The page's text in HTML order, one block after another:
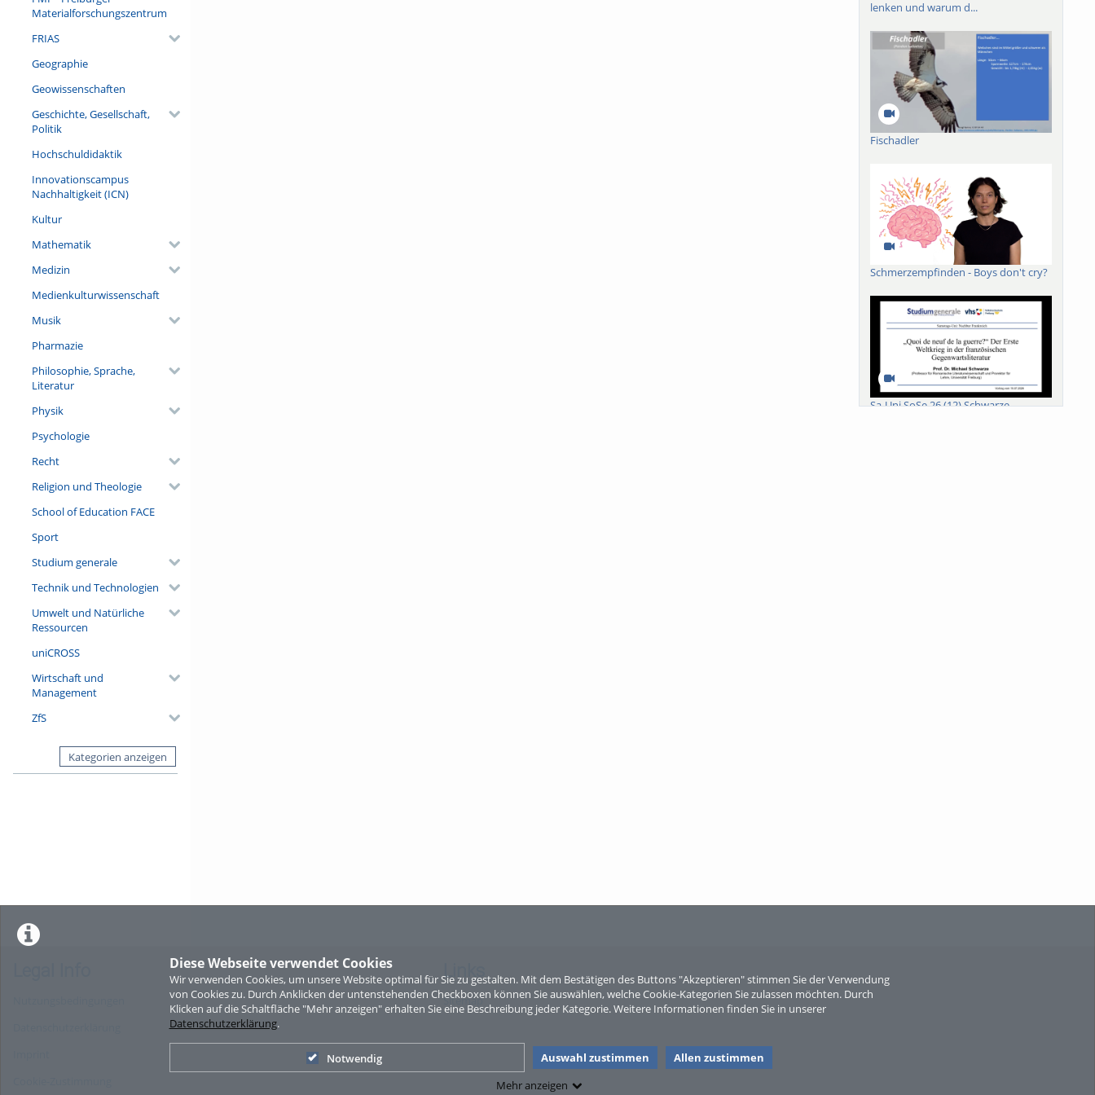
Diese Webseite verwendet Cookies
Wir verwenden Cookies, um unsere Website optimal für Sie zu gestalten. Mit dem Bestätigen des Buttons "Akzeptieren" stimmen Sie der Verwendung
von Cookies zu. Durch Anklicken der untenstehenden Checkboxen können Sie auswählen, welche Cookie-Kategorien Sie zulassen möchten. Durch
Klicken auf die Schaltfläche "Mehr anzeigen" erhalten Sie eine Beschreibung jeder Kategorie. Weitere Informationen finden Sie in unserer
Datenschutzerklärung.
Notwendig Auswahl zustimmen
Allen zustimmen
Mehr anzeigen
Materialforschungszentrum
FRIAS
Geographie
Geowissenschaften
Geschichte, Gesellschaft,
Politik
Hochschuldidaktik
Innovationscampus
Nachhaltigkeit (ICN)
Kultur
Mathematik
Medizin
Medienkulturwissenschaft
Musik
Pharmazie
Philosophie, Sprache,
Literatur
Physik
Psychologie
Recht
Religion und Theologie
School of Education FACE
Sport
Studium generale
Technik und Technologien
Umwelt und Natürliche
Ressourcen
uniCROSS
Wirtschaft und
Management
ZfS
Kategorien anzeigen
lenken und warum d...
Fischadler
Schmerzempfinden - Boys don't cry?
Sa-Uni SoSe 26 (12) Schwarze
Sperber
Links
Sitemap